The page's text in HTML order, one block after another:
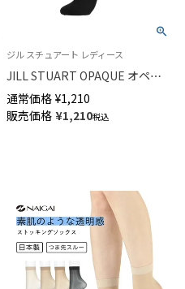
ジル スチュアート レディース
JILL STUART OPAQUE オペイ
ク 60デニール相当 リブ ハイソ
ックス レディース 日本製
01058832
通常価格 ¥1,210
販売価格 ¥1,210税込